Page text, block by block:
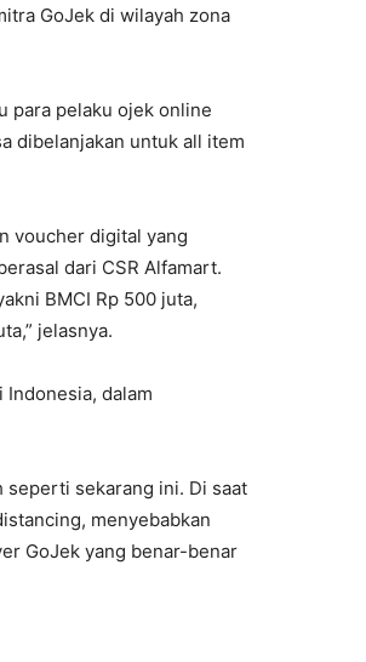
GoJek di wilayah zona
para pelaku ojek online
dibelanjakan untuk all item
voucher digital yang
dari CSR Alfamart.
BMCI Rp 500 juta,
jelasnya.
dalam
seperti sekarang ini. Di saat
menyebabkan
GoJek yang benar-benar